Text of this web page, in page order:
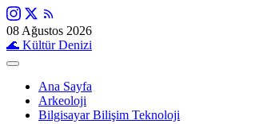
08 Ağustos 2026
🌊 Kültür Denizi
Ana Sayfa
Arkeoloji
Bilgisayar Bilişim Teknoloji